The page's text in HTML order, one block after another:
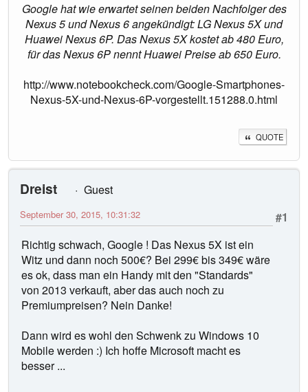
Google hat wie erwartet seinen beiden Nachfolger des
Nexus 5 und Nexus 6 angekündigt: LG Nexus 5X und
Huawei Nexus 6P. Das Nexus 5X kostet ab 480 Euro,
für das Nexus 6P nennt Huawei Preise ab 650 Euro.
http://www.notebookcheck.com/Google-Smartphones-
Nexus-5X-und-Nexus-6P-vorgestellt.151288.0.html
QUOTE
Dreist
Guest
#1
September 30, 2015, 10:31:32
Richtig schwach, Google ! Das Nexus 5X ist ein
Witz und dann noch 500€? Bei 299€ bis 349€ wäre
es ok, dass man ein Handy mit den "Standards"
von 2013 verkauft, aber das auch noch zu
Premiumpreisen? Nein Danke!
Dann wird es wohl den Schwenk zu Windows 10
Mobile werden :) Ich hoffe Microsoft macht es
besser ...